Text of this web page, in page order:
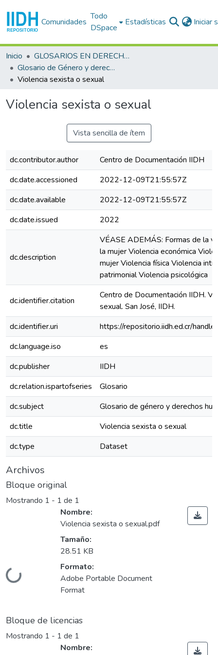
Comunidades
Todo
DSpace
Estadísticas Iniciar
Inicio
GLOSARIOS EN DERECHOS HUMANOS
Glosario de Género y derechos humanos
Violencia sexista o sexual
Violencia sexista o sexual
Vista sencilla de ítem
dc.contributor.author
Centro de Documentación IIDH
dc.date.accessioned
2022-12-09T21:55:57Z
dc.date.available
2022-12-09T21:55:57Z
dc.date.issued
2022
dc.description
VÉASE ADEMÁS: Formas de la
la mujer Violencia económica
mujer Violencia física Violencia
patrimonial Violencia psicológica
dc.identifier.citation
Centro de Documentación IIDH.
sexual. San José, IIDH.
dc.identifier.uri
https://repositorio.iidh.ed.cr/
dc.language.iso
es
dc.publisher
IIDH
dc.relation.ispartofseries
Glosario
dc.subject
Glosario de género y derechos
dc.title
Violencia sexista o sexual
dc.type
Dataset
Archivos
Bloque original
Mostrando 1 - 1 de 1
Cargando...
Nombre:
Violencia sexista o sexual.pdf
Tamaño:
28.51 KB
Formato:
Adobe Portable Document
Format
Bloque de licencias
Mostrando 1 - 1 de 1
Nombre: